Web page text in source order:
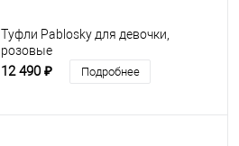
Туфли Pablosky для девочки,
розовые
12 490 ₽ Подробнее